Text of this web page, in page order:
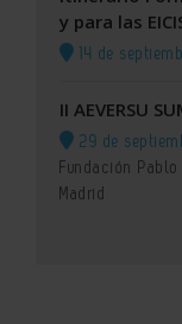
y para las
14 de
II AEVERSU
29 de
Fundación
Madrid